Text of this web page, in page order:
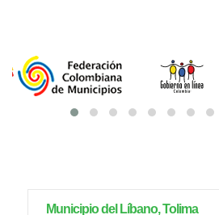
Municipio del Líbano, Tolima